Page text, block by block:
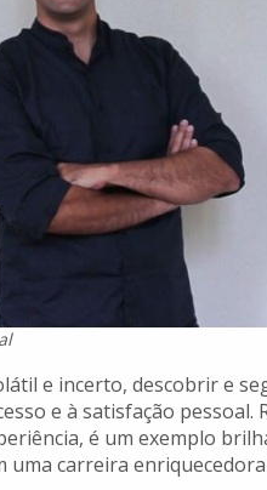
e incerto, descobrir e
e à satisfação pessoal.
é um exemplo
carreira